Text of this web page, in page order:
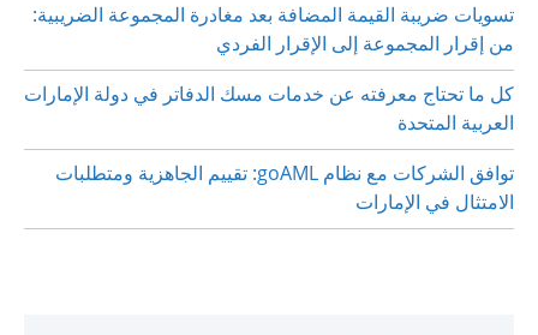
تسويات ضريبة القيمة المضافة بعد مغادرة المجموعة الضريبية:
من إقرار المجموعة إلى الإقرار الفردي
كل ما تحتاج معرفته عن خدمات مسك الدفاتر في دولة الإمارات
العربية المتحدة
توافق الشركات مع نظام goAML: تقييم الجاهزية ومتطلبات
الامتثال في الإمارات